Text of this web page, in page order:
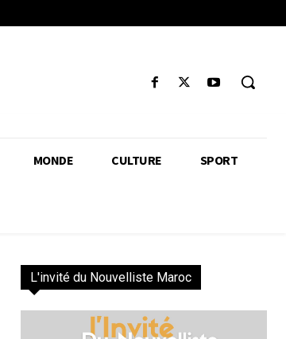
MONDE CULTURE SPORT
L'invité du Nouvelliste Maroc